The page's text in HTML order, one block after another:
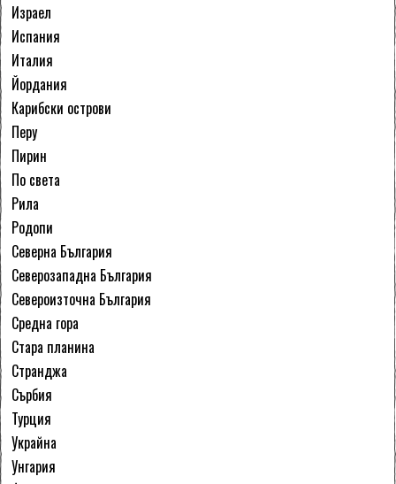
Израел
Испания
Италия
Йордания
Карибски острови
Перу
Пирин
По света
Рила
Родопи
Северна България
Северозападна България
Североизточна България
Средна гора
Стара планина
Странджа
Сърбия
Турция
Украйна
Унгария